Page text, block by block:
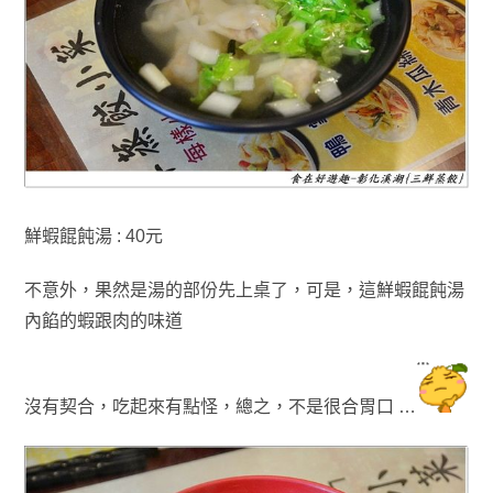
鮮蝦餛飩湯 : 40元
不意外，果然是湯的部份先上桌了 ，可是 ，這鮮蝦餛飩湯
內餡的蝦跟肉的味道
沒有契合，吃起來有點怪，總之 ， 不是很合胃口 …